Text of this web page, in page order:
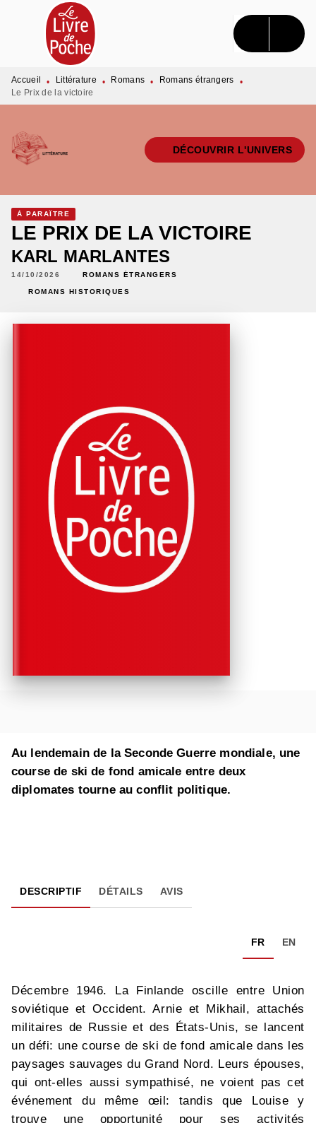
MENU RECHERCHE CONTENU
PIED DE PAGE
Accueil • Littérature • Romans • Romans étrangers
•
Le Prix de la victoire
DÉCOUVRIR L'UNIVERS
À PARAÎTRE
LE PRIX DE LA VICTOIRE
KARL MARLANTES
14/10/2026 ROMANS ÉTRANGERS
ROMANS HISTORIQUES
Au lendemain de la Seconde Guerre mondiale, une
course de ski de fond amicale entre deux
diplomates tourne au conflit politique.
DESCRIPTIF DÉTAILS AVIS
FR EN
Décembre 1946. La Finlande oscille entre Union
soviétique et Occident. Arnie et Mikhail, attachés
militaires de Russie et des États-Unis, se lancent
un défi: une course de ski de fond amicale dans les
paysages sauvages du Grand Nord. Leurs épouses,
qui ont-elles aussi sympathisé, ne voient pas cet
événement du même œil: tandis que Louise y
trouve une opportunité pour ses activités